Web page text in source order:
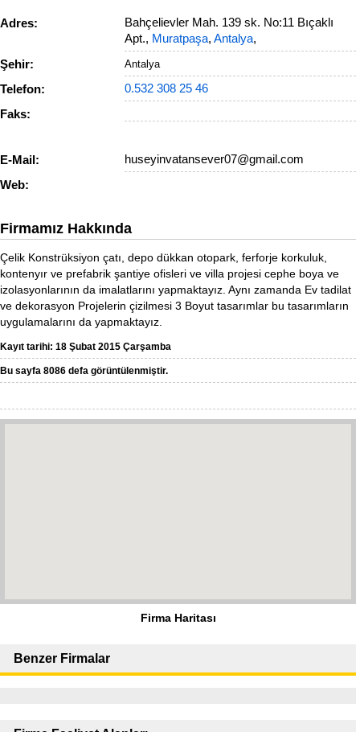
Adres:
Bahçelievler Mah. 139 sk. No:11 Bıçaklı
Apt., Muratpaşa,Antalya,
Şehir:
Antalya
Telefon:
0.532 308 25 46
Faks:
E-Mail:
huseyinvatansever07@gmail.com
Web:
Firmamız Hakkında
Çelik Konstrüksiyon çatı, depo dükkan otopark, ferforje korkuluk,
kontenyır ve prefabrik şantiye ofisleri ve villa projesi cephe boya ve
izolasyonlarının da imalatlarını yapmaktayız. Aynı zamanda Ev tadilat
ve dekorasyon Projelerin çizilmesi 3 Boyut tasarımlar bu tasarımların
uygulamalarını da yapmaktayız.
Kayıt tarihi: 18 Şubat 2015 Çarşamba
Bu sayfa 8086 defa görüntülenmiştir.
Firma Haritası
Benzer Firmalar